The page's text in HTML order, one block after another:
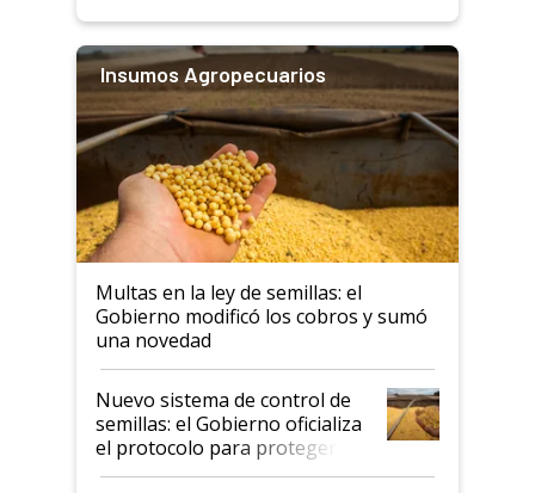
Insumos Agropecuarios
Multas en la ley de semillas: el
Gobierno modificó los cobros y sumó
una novedad
Nuevo sistema de control de
semillas: el Gobierno oficializa
el protocolo para proteger la
propiedad intelectual